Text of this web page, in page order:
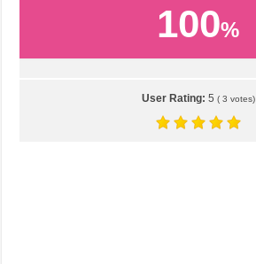
100%
User Rating: 5 ( 3 votes)